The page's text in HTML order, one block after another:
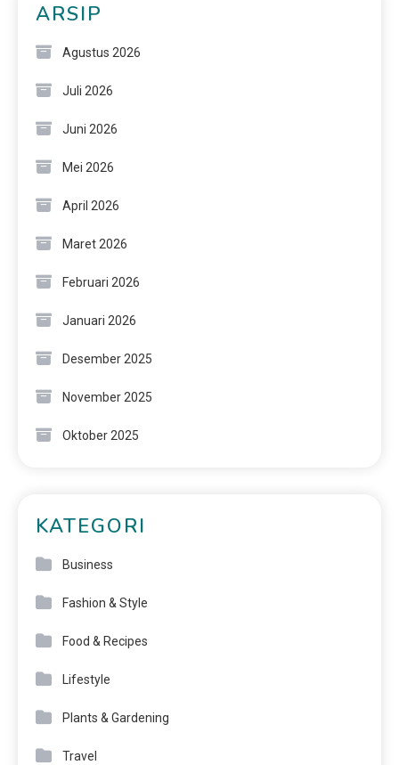
ARSIP
Agustus 2026
Juli 2026
Juni 2026
Mei 2026
April 2026
Maret 2026
Februari 2026
Januari 2026
Desember 2025
November 2025
Oktober 2025
KATEGORI
Business
Fashion & Style
Food & Recipes
Lifestyle
Plants & Gardening
Travel